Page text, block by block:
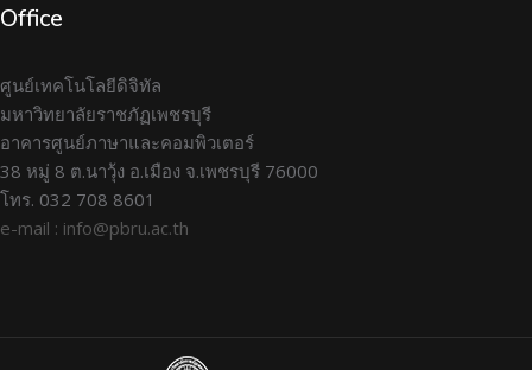
Office
ศูนย์เทคโนโลยีดิจิทัล
มหาวิทยาลัยราชภัฏเพชรบุรี
อาคารศูนย์ภาษาและคอมพิวเตอร์
38 หมู่ 8 ต.นาวุ้ง อ.เมือง จ.เพชรบุรี 76000
โทร. 032 708 8601
e-mail : info@pbru.ac.th